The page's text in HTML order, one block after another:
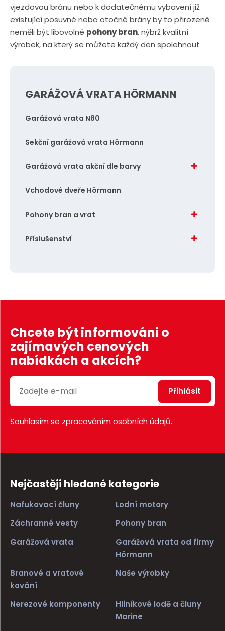
vjezdovou bránu nebo k dodatečnému vybavení již
existující posuvné nebo otočné brány by to přirozeně
neměli být libovolné pohony bran, nýbrž kvalitní
výrobek, na který se můžete každý den spolehnout
GARÁŽOVÁ VRATA HÖRMANN
Garážová vrata N80
Sekční garážová vrata Hörmann
Garážová vrata akční dle barvy
Vchodové dveře Hörmann
Pohony bran a vrat
Příslušenství
Chcete být informováni o
zajímavých cenových
nabídkách a akcích?
Přihlásit
Souhlasím se zpracováním osobních údajů.
Nejčastěji hledané kategorie
Nafukovací čluny
Lodní motory
Záchranné vesty
Pohony bran
Garážová vrata
Garážová vrata od firmy
Hörmann
Branové a vratové
kování
Naše výrobky
Nerezové komponenty
Hliníkové lodě a čluny
Marine